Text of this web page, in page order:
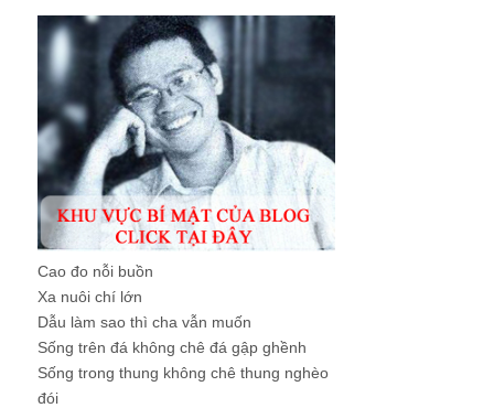
Cao đo nỗi buồn
Xa nuôi chí lớn
Dẫu làm sao thì cha vẫn muốn
Sống trên đá không chê đá gập ghềnh
Sống trong thung không chê thung nghèo
đói